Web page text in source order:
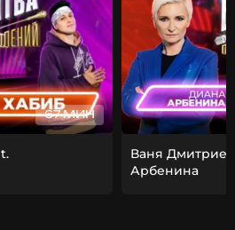
67 МИН
Ваня
Арбенина